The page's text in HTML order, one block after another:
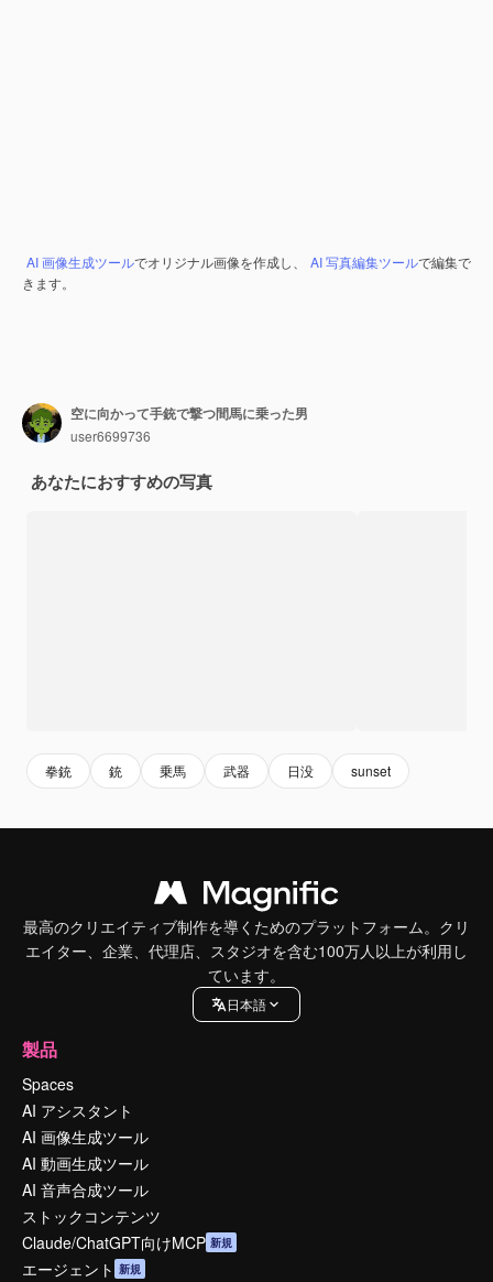
AI 画像生成ツールでオリジナル画像を作成し、 AI 写真編集ツールで編集で
きます。
空に向かって手銃で撃つ間馬に乗った男
user6699736
あなたにおすすめの写真
拳銃 銃 乗馬 武器 日没 sunset
最高のクリエイティブ制作を導くためのプラットフォーム。クリ
エイター、企業、代理店、スタジオを含む100万人以上が利用し
ています。
日本語
製品
Spaces
AI アシスタント
AI 画像生成ツール
AI 動画生成ツール
AI 音声合成ツール
ストックコンテンツ
Claude/ChatGPT向けMCP 新規
エージェント 新規